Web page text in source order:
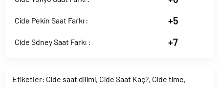
Cide Pekin Saat Farkı : +5
Cide Sdney Saat Farkı : +7
Etiketler: Cide saat dilimi, Cide Saat Kaç?, Cide time,